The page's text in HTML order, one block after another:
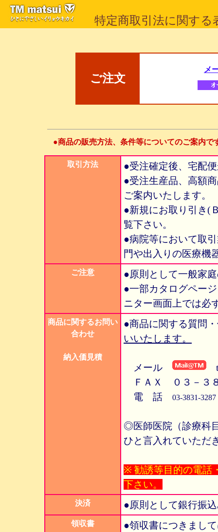
特定商取引法に関する
ご注文
メ
●商品の販売方法、条件等についてのご案内
取引方法
●受注確定後、宅配
●受注生産品、高額
ご案内いたします。
●新規にお取り引き(
覧下さい。
●病院等において取
門や出入りの医療機
ご注意
●原則として一般家
●一部カタログペー
ニター画面上では必
商品に関するお問い
合わせ
納入価見積
●商品に関する質問
いいたします。
メール
ＦＡＸ ０３－３
電 話
03-3831-
◎医師医院（診療科
ひと言入れていただ
※ 勧誘等目的の電話
下さい。
決済 ●原則として銀行振
領収書
●領収書につきまし